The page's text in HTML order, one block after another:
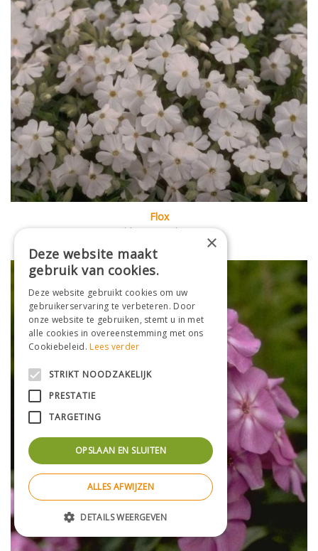
Flox
Phlox 'Maischnee' ×
Deze website maakt
gebruik van cookies.
Deze website gebruikt cookies om uw
gebruikerservaring te verbeteren. Door
onze website te gebruiken, stemt u in met
alle cookies in overeenstemming met ons
Cookiebeleid.Lees verder
STRIKT NOODZAKELIJK
PRESTATIE
TARGETING
OPSLAAN EN SLUITEN
ALLES AFWIJZEN
DETAILS WEERGEVEN